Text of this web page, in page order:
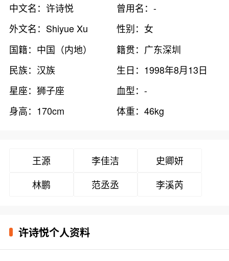
中文名：许诗悦
曾用名：-
外文名：Shiyue Xu
性别：女
国籍：中国（内地）
籍贯：广东深圳
民族：汉族
生日：1998年8月13日
星座：狮子座
血型：-
身高：170cm
体重：46kg
王源 李佳洁
史卿妍
林鹏
范丞丞 李溪芮
许诗悦个人资料